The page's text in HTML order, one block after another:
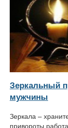
Зеркальный
мужчины
Зеркала –
привороты